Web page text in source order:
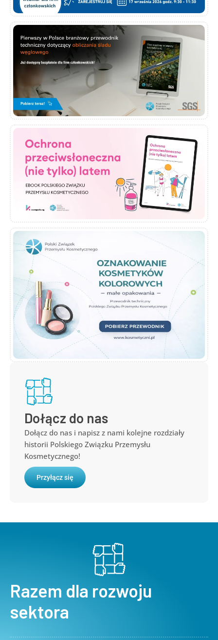
Dołącz do nas
Dołącz do nas i napisz z nami kolejne rozdziały
historii Polskiego Związku Przemysłu
Kosmetycznego!
Przyłącz się
Razem dla rozwoju
sektora